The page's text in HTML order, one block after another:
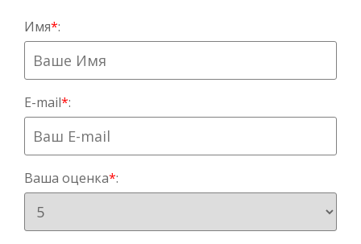
Имя*:
E-mail*:
Ваша оценка*: